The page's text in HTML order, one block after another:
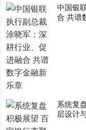
中国银
合 共谱
系统复
层设计